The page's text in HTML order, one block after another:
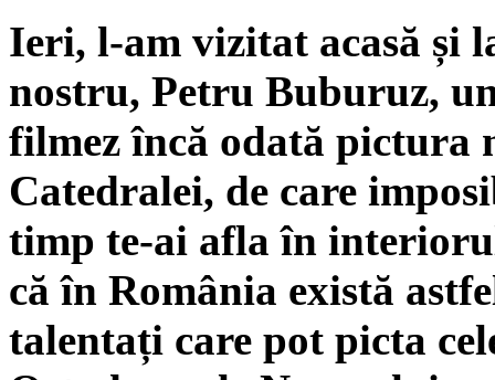
Ieri, l-am vizitat acasă și
nostru, Petru Buburuz,
filmez încă odată
Catedralei, de care
timp te-ai afla în
că în România există
talentați care pot picta